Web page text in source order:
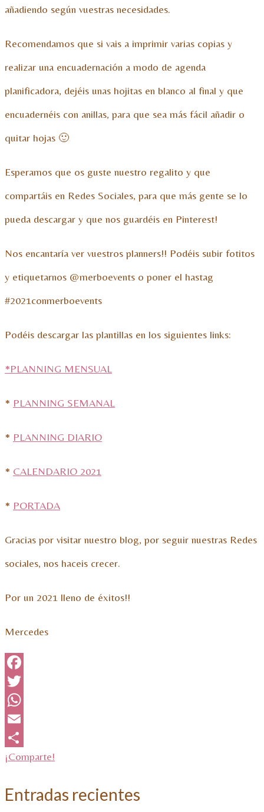
añadiendo según vuestras necesidades.
Recomendamos que si vais a imprimir varias copias y
realizar una encuadernación a modo de agenda
planificadora, dejéis unas hojitas en blanco al final y que
encuadernéis con anillas, para que sea más fácil añadir o
quitar hojas 🙂
Esperamos que os guste nuestro regalito y que
compartáis en Redes Sociales, para que más gente se lo
pueda descargar y que nos guardéis en Pinterest!
Nos encantaría ver vuestros planners!! Podéis subir fotitos
y etiquetarnos @merboevents o poner el hastag
#2021conmerboevents
Podéis descargar las plantillas en los siguientes links:
*PLANNING MENSUAL
* PLANNING SEMANAL
* PLANNING DIARIO
* CALENDARIO 2021
* PORTADA
Gracias por visitar nuestro blog, por seguir nuestras Redes
sociales, nos haceis crecer.
Por un 2021 lleno de éxitos!!
Mercedes
Facebook
Twitter
WhatsApp
Email
¡Comparte!
Entradas recientes